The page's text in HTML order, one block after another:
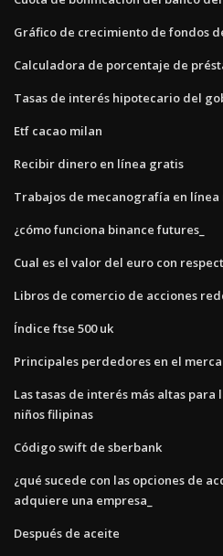
Gráfico de crecimiento de fondos
Calculadora de porcentaje de
Tasas de interés hipotecario del
Etf cacao milan
Recibir dinero en línea gratis
Trabajos de mecanografía en
¿cómo funciona binance futures_
Cual es el valor del euro con
Libros de comercio de acciones
Índice ftse 500 uk
Principales perdedores en el
Las tasas de interés más altas
niños filipinas
Código swift de sberbank
¿qué sucede con las opciones de
adquiere una empresa_
Después de aceite